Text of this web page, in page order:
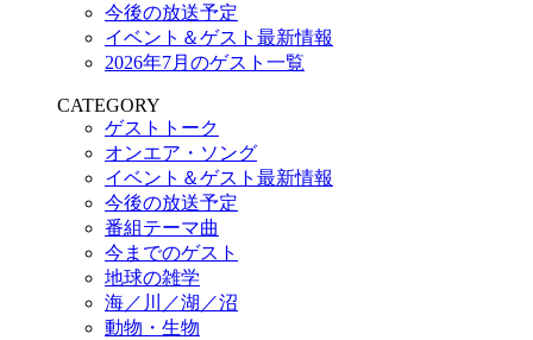
今後の放送予定
イベント＆ゲスト最新情報
2026年7月のゲスト一覧
CATEGORY
ゲストトーク
オンエア・ソング
イベント＆ゲスト最新情報
今後の放送予定
番組テーマ曲
今までのゲスト
地球の雑学
海／川／湖／沼
動物・生物